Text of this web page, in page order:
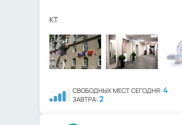
КТ
СВОБОДНЫХ МЕСТ СЕГОДНЯ: 4
ЗАВТРА: 2